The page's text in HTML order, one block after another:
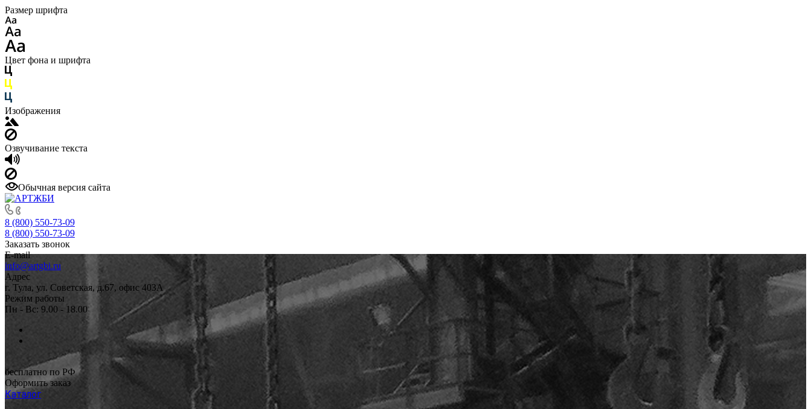
Размер шрифта
Цвет фона и шрифта
Изображения
Озвучивание текста
Обычная версия сайта
8 (800) 550-73-09
8 (800) 550-73-09
Заказать звонок
E-mail
info@artgbi.ru
Адрес
г. Тула, ул. Советская, д.67, офис 403А
Режим работы
Пн - Вс: 9.00 - 18.00
бесплатно по РФ
Оформить заказ
Каталог